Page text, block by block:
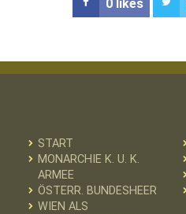
0 likes
START
MONARCHIE K. U. K.
ARMEE
ÖSTERR. BUNDESHEER
WIEN ALS